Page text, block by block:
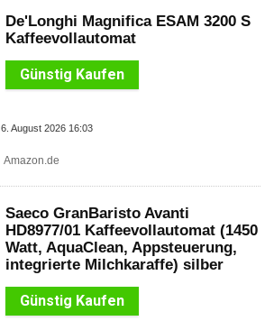
De'Longhi Magnifica ESAM 3200 S
Kaffeevollautomat
Günstig Kaufen
6. August 2026 16:03
Amazon.de
Saeco GranBaristo Avanti
HD8977/01 Kaffeevollautomat (1450
Watt, AquaClean, Appsteuerung,
integrierte Milchkaraffe) silber
Günstig Kaufen